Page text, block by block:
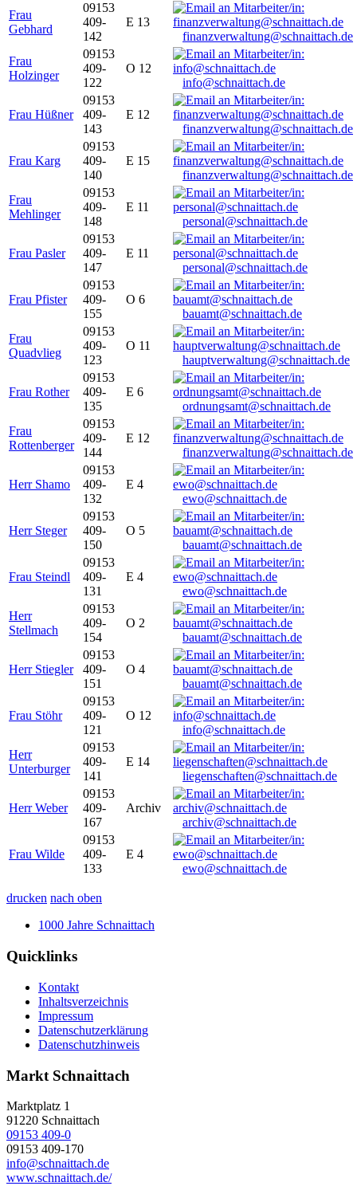
Frau
Gebhard
09153
409-
142
E 13
finanzverwaltung@schnaittach.de
Frau
Holzinger
09153
409-
122
O 12
info@schnaittach.de
Frau Hüßner
09153
409-
143
E 12
finanzverwaltung@schnaittach.de
Frau Karg
09153
409-
140
E 15
finanzverwaltung@schnaittach.de
Frau
Mehlinger
09153
409-
148
E 11
personal@schnaittach.de
Frau Pasler
09153
409-
147
E 11
personal@schnaittach.de
Frau Pfister
09153
409-
155
O 6
bauamt@schnaittach.de
Frau
Quadvlieg
09153
409-
123
O 11
hauptverwaltung@schnaittach.de
Frau Rother
09153
409-
135
E 6
ordnungsamt@schnaittach.de
Frau
Rottenberger
09153
409-
144
E 12
finanzverwaltung@schnaittach.de
Herr Shamo
09153
409-
132
E 4
ewo@schnaittach.de
Herr Steger
09153
409-
150
O 5
bauamt@schnaittach.de
Frau Steindl
09153
409-
131
E 4
ewo@schnaittach.de
Herr
Stellmach
09153
409-
154
O 2
bauamt@schnaittach.de
Herr Stiegler
09153
409-
151
O 4
bauamt@schnaittach.de
Frau Stöhr
09153
409-
121
O 12
info@schnaittach.de
Herr
Unterburger
09153
409-
141
E 14
liegenschaften@schnaittach.de
Herr Weber
09153
409-
167
Archiv
archiv@schnaittach.de
Frau Wilde
09153
409-
133
E 4
ewo@schnaittach.de
drucken nach oben
1000 Jahre Schnaittach
Quicklinks
Kontakt
Inhaltsverzeichnis
Impressum
Datenschutzerklärung
Datenschutzhinweis
Markt Schnaittach
Marktplatz 1
91220 Schnaittach
09153 409-0
09153 409-170
info@schnaittach.de
www.schnaittach.de/